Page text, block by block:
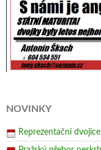
NOVINKY
Reprezentační